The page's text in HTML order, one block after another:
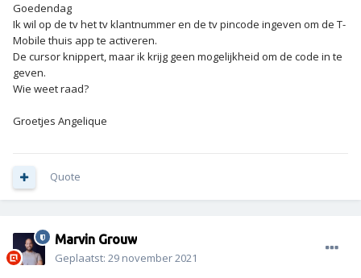
Goedendag
Ik wil op de tv het tv klantnummer en de tv pincode ingeven om de T-
Mobile thuis app te activeren.
De cursor knippert, maar ik krijg geen mogelijkheid om de code in te
geven.
Wie weet raad?
Groetjes Angelique
Quote
Marvin Grouw
Geplaatst: 29 november 2021